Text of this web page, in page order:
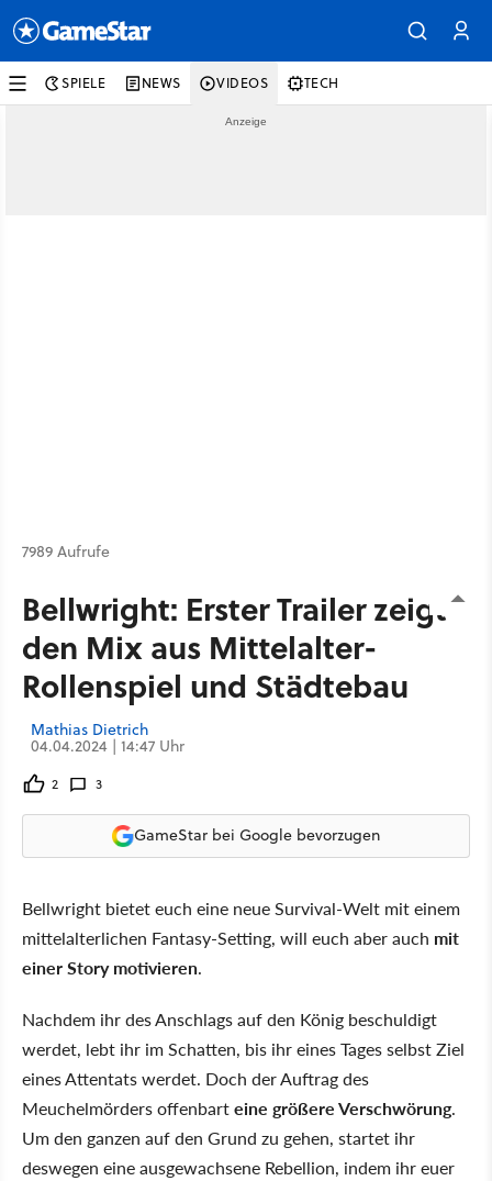
SPIELE NEWS VIDEOS TECH
7989 Aufrufe
Bellwright: Erster Trailer zeigt
den Mix aus Mittelalter-
Rollenspiel und Städtebau
Mathias Dietrich
04.04.2024 | 14:47 Uhr
2 3
GameStar bei Google bevorzugen
Bellwright bietet euch eine neue Survival-Welt mit einem
mittelalterlichen Fantasy-Setting, will euch aber auch mit
einer Story motivieren.
Nachdem ihr des Anschlags auf den König beschuldigt
werdet, lebt ihr im Schatten, bis ihr eines Tages selbst Ziel
eines Attentats werdet. Doch der Auftrag des
Meuchelmörders offenbarteine größere Verschwörung.
Um den ganzen auf den Grund zu gehen, startet ihr
deswegen eine ausgewachsene Rebellion, indem ihr euer